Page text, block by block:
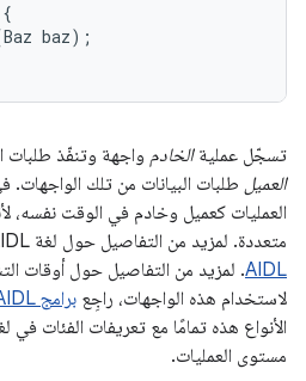
{
Baz baz);
تسجّل عمليةالخادم واجهة وتنفّذ طلبات
العميل طلبات البيانات من تلك الواجهات.
العمليات كعميل وخادم في الوقت نفسه،
متعددة. لمزيد من التفاصيل حول لغة AIDL، يُرجى الاطّلاع على
AIDL. لمزيد من التفاصيل حول أوقات
لاستخدام هذه الواجهات، راجِع برامج AIDL الخلفية
الأنواع هذه تمامًا مع تعريفات الفئات في
مستوى العمليات.